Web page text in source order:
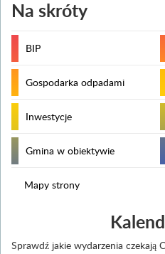
Na skróty
BIP
Gospodarka odpadami
Inwestycje
Gmina w obiektywie
Mapy strony
Sprawdź jakie wydarzenia czekają